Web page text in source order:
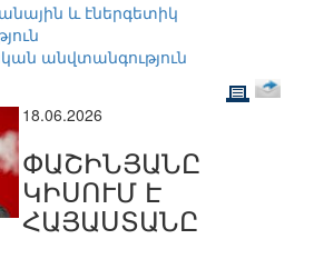
և էներգետիկ
անվտանգություն
18.06.2026
ՓԱՇԻՆՅԱՆԸ
ԿԻՍՈՒՄ Է
ՀԱՅԱՍՏԱՆԸ